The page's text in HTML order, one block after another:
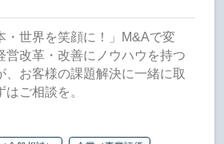
・世界を笑顔に！」M&Aで変
営改革・改善にノウハウを持つ
、お客様の課題解決に一緒に取
ご相談を。